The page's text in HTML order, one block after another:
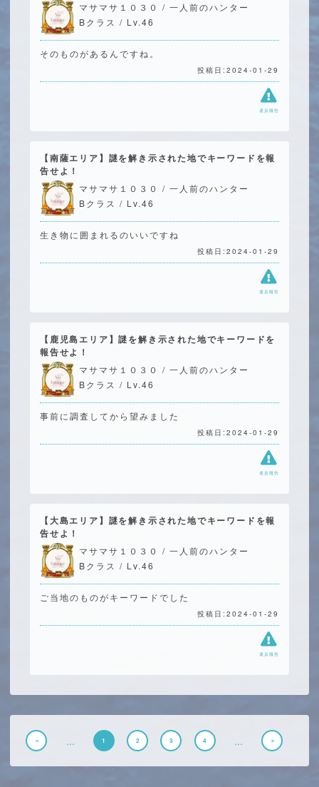
マサマサ１０３０ / 一人前のハンター
Bクラス / Lv.46
そのものがあるんですね。
投稿日:2024-01-29
違反報告
【南薩エリア】謎を解き示された地でキーワードを報
告せよ！
マサマサ１０３０ / 一人前のハンター
Bクラス / Lv.46
生き物に囲まれるのいいですね
投稿日:2024-01-29
違反報告
【鹿児島エリア】謎を解き示された地でキーワードを
報告せよ！
マサマサ１０３０ / 一人前のハンター
Bクラス / Lv.46
事前に調査してから望みました
投稿日:2024-01-29
違反報告
【大島エリア】謎を解き示された地でキーワードを報
告せよ！
マサマサ１０３０ / 一人前のハンター
Bクラス / Lv.46
ご当地のものがキーワードでした
投稿日:2024-01-29
違反報告
＜ ... 1 2 3 4 ... ＞